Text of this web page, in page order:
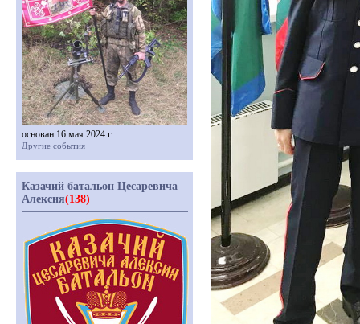
основан 16 мая 2024 г.
Другие события
Казачий батальон Цесаревича
Алексия(138)